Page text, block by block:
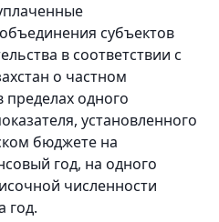
субъектов
в соответствии с
о частном
одного
установленного
бюджете на
год, на одного
численности
год.